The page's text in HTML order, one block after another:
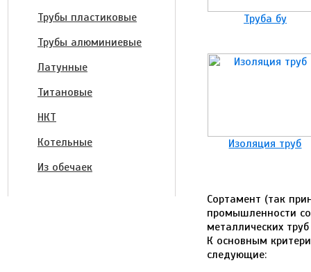
Трубы пластиковые
Трубы алюминиевые
Латунные
Титановые
НКТ
Котельные
Из обечаек
Труба бу
Изоляция труб
Сортамент (так
промышленности
металлических
К основным
следующие: